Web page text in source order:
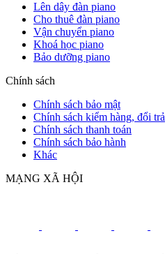
Lên dây đàn piano
Cho thuê đàn piano
Vận chuyển piano
Khoá học piano
Bảo dưỡng piano
Chính sách
Chính sách bảo mật
Chính sách kiểm hàng, đổi trả
Chính sách thanh toán
Chính sách bảo hành
Khác
MẠNG XÃ HỘI